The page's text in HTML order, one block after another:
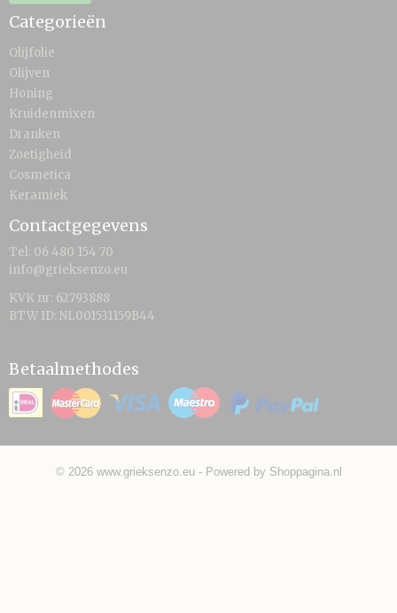
Categorieën
Olijfolie
Olijven
Honing
Kruidenmixen
Dranken
Zoetigheid
Cosmetica
Keramiek
Contactgegevens
Tel: 06 480 154 70
info@grieksenzo.eu
KVK nr: 62793888
BTW ID: NL001531159B44
Betaalmethodes
© 2026 www.grieksenzo.eu - Powered by Shoppagina.nl